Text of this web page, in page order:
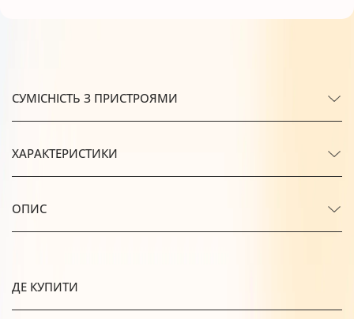
СУМІСНІСТЬ З ПРИСТРОЯМИ
ХАРАКТЕРИСТИКИ
ОПИС
ДЕ КУПИТИ